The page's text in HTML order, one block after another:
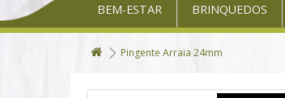
BEM-ESTAR BRINQUEDOS
Pingente Arraia 24mm